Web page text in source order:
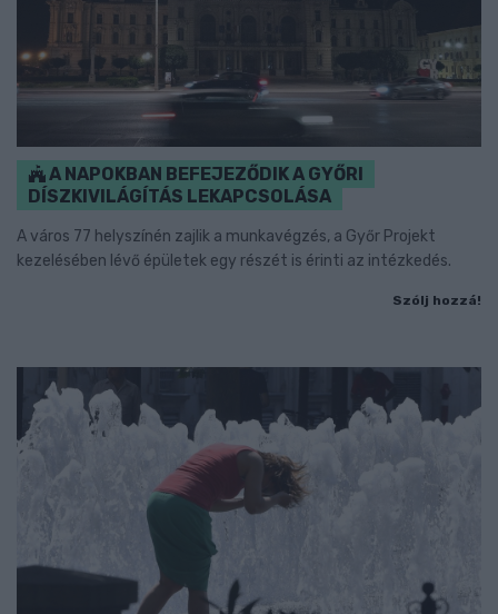
A NAPOKBAN BEFEJEZŐDIK A GYŐRI
DÍSZKIVILÁGÍTÁS LEKAPCSOLÁSA
A város 77 helyszínén zajlik a munkavégzés, a Győr Projekt
kezelésében lévő épületek egy részét is érinti az intézkedés.
Szólj hozzá!